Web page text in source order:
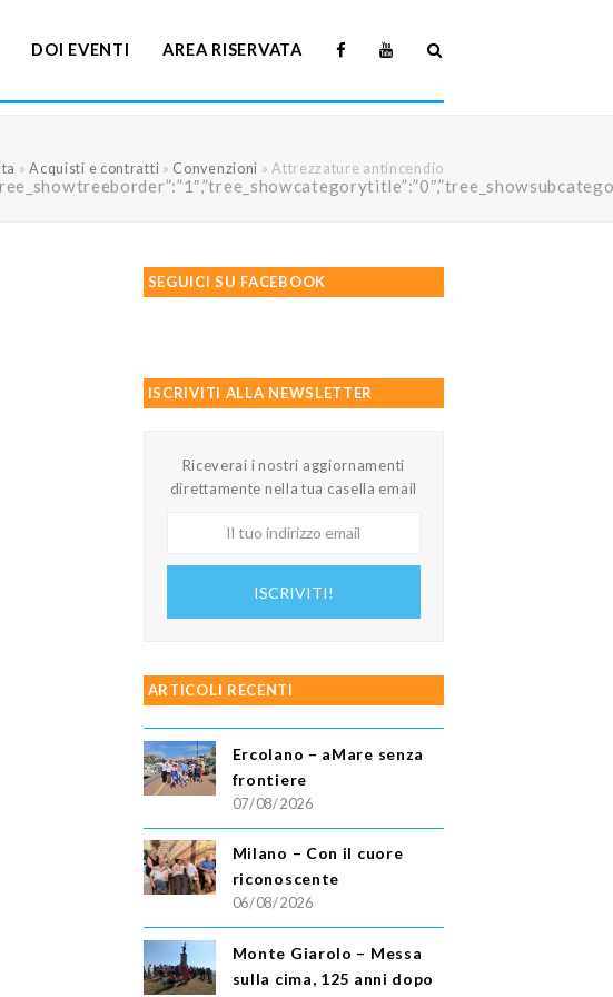
DOI EVENTI AREA RISERVATA
»Acquisti e contratti » Convenzioni »Attrezzature antincendio
SEGUICI SU FACEBOOK
ISCRIVITI ALLA NEWSLETTER
Riceverai i nostri aggiornamenti
direttamente nella tua casella email
ISCRIVITI!
ARTICOLI RECENTI
Ercolano – aMare senza
frontiere
07/08/2026
Milano – Con il cuore
riconoscente
06/08/2026
Monte Giarolo – Messa
sulla cima, 125 anni dopo